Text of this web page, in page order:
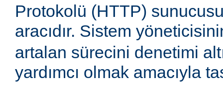
Protokolü (HTTP)
aracıdır. Sistem
artalan sürecini denetimi
yardımcı olmak amacıyla